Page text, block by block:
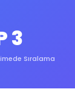
3
Sıralama